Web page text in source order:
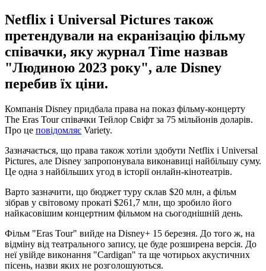
Netflix і Universal Pictures також
претендували на екранізацію фільму
співачки, яку журнал Time назвав
"Людиною 2023 року", але Disney
перебив їх ціни.
Компанія Disney придбала права на показ фільму-концерту
The Eras Tour співачки Тейлор Свіфт за 75 мільйонів доларів.
Про це повідомляє Variety.
Зазначається, що права також хотіли здобути Netflix і Universal
Pictures, але Disney запропонувала виконавиці найбільшу суму.
Це одна з найбільших угод в історії онлайн-кінотеатрів.
Варто зазначити, що бюджет туру склав $20 млн, а фільм
зібрав у світовому прокаті $261,7 млн, що зробило його
найкасовішим концертним фільмом на сьогоднішній день.
Фільм "Eras Tour" вийде на Disney+ 15 березня. До того ж, на
відміну від театрального запису, це буде розширена версія. До
неї увійде виконання "Cardigan" та ще чотирьох акустичних
пісень, назви яких не розголошуються.